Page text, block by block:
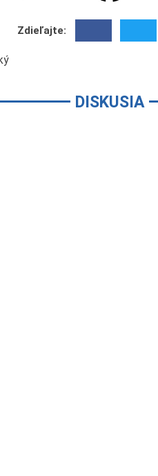
Zdieľajte:
DISKUSIA